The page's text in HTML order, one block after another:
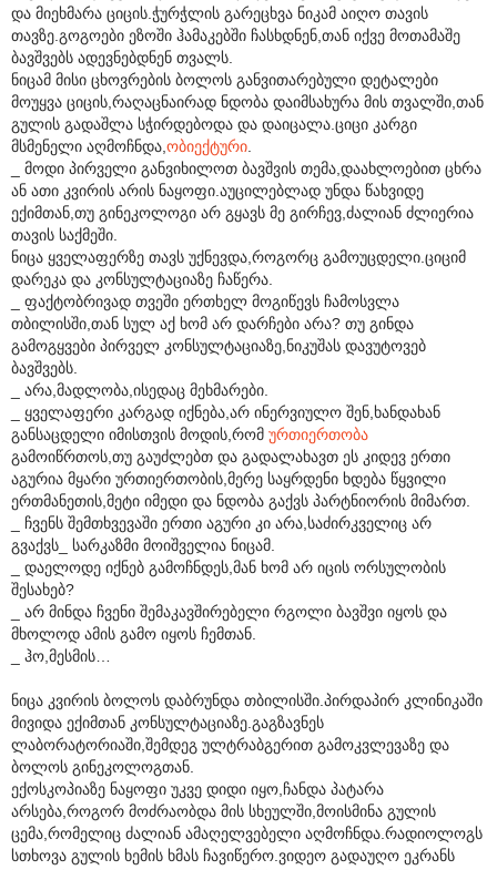
და მიეხმარა ციცის.ჭურჭლის გარეცხვა ნიკამ აიღო თავის
თავზე.გოგოები ეზოში ჰამაკებში ჩასხდნენ,თან იქვე მოთამაშე
ბავშვებს ადევნებდნენ თვალს.
ნიცამ მისი ცხოვრების ბოლოს განვითარებული დეტალები
მოუყვა ციცის,რაღაცნაირად ნდობა დაიმსახურა მის თვალში,თან
გულის გადაშლა სჭირდებოდა და დაიცალა.ციცი კარგი
მსმენელი აღმოჩნდა, ობიექტური
_ მოდი პირველი განვიხილოთ ბავშვის თემა,დაახლოებით ცხრა
ან ათი კვირის არის ნაყოფი.აუცილებლად უნდა წახვიდე
ექიმთან,თუ გინეკოლოგი არ გყავს მე გირჩევ,ძალიან ძლიერია
თავის საქმეში.
ნიცა ყველაფერზე თავს უქნევდა,როგორც გამოუცდელი.ციციმ
დარეკა და კონსულტაციაზე ჩაწერა.
_ ფაქტობრივად თვეში ერთხელ მოგიწევს ჩამოსვლა
თბილისში,თან სულ აქ ხომ არ დარჩები არა? თუ გინდა
გამოგყვები პირველ კონსულტაციაზე,ნიკუშას დავუტოვებ
ბავშვებს.
_ არა,მადლობა,ისედაც მეხმარები.
_ ყველაფერი კარგად იქნება,არ ინერვიულო შენ,ხანდახან
განსაცდელი იმისთვის მოდის,რომ ურთიერთობა
გამოიწრთოს,თუ გაუძლებთ და გადალახავთ ეს კიდევ ერთი
აგურია მყარი ურთიერთობის,მერე საყრდენი ხდება წყვილი
ერთმანეთის,მეტი იმედი და ნდობა გაქვს პარტნიორის მიმართ.
_ ჩვენს შემთხვევაში ერთი აგური კი არა,საძირკველიც არ
გვაქვს_ სარკაზმი მოიშველია ნიცამ.
_ დაელოდე იქნებ გამოჩნდეს,მან ხომ არ იცის ორსულობის
შესახებ?
_ არ მინდა ჩვენი შემაკავშირებელი რგოლი ბავშვი იყოს და
მხოლოდ ამის გამო იყოს ჩემთან.
_ ჰო,მესმის…
ნიცა კვირის ბოლოს დაბრუნდა თბილისში.პირდაპირ კლინიკაში
მივიდა ექიმთან კონსულტაციაზე.გაგზავნეს
ლაბორატორიაში,შემდეგ ულტრაბგერით გამოკვლევაზე და
ბოლოს გინეკოლოგთან.
ექოსკოპიაზე ნაყოფი უკვე დიდი იყო,ჩანდა პატარა
არსება,როგორ მოძრაობდა მის სხეულში,მოისმინა გულის
ცემა,რომელიც ძალიან ამაღელვებელი აღმოჩნდა.რადიოლოგს
სთხოვა გულის ხემის ხმას ჩავიწერო.ვიდეო გადაუღო ეკრანს